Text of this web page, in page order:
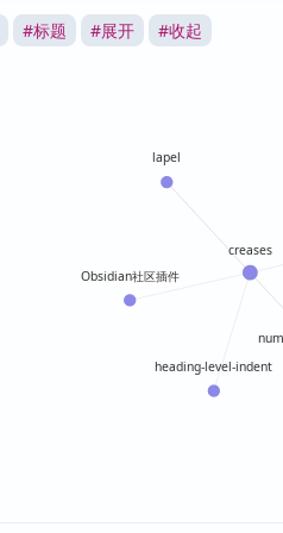
#标题 #展开 #收起
creases
heading-level-indent
lapel
Obsidian社区插件